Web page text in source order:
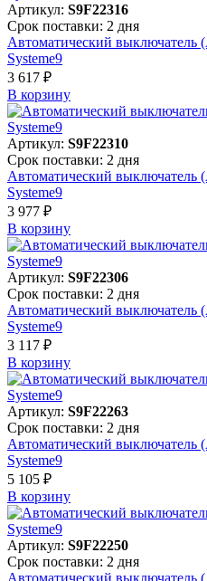
Артикул: S9F22316
Срок поставки: 2 дня
Автоматический
Systeme9
3 617 ₽
В корзинy
Артикул: S9F22310
Срок поставки: 2 дня
Автоматический
Systeme9
3 977 ₽
В корзинy
Артикул: S9F22306
Срок поставки: 2 дня
Автоматический
Systeme9
3 117 ₽
В корзинy
Артикул: S9F22263
Срок поставки: 2 дня
Автоматический
Systeme9
5 105 ₽
В корзинy
Артикул: S9F22250
Срок поставки: 2 дня
Автоматический